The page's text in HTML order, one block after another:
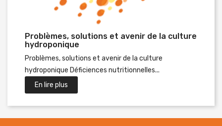
Problèmes, solutions et avenir de la culture
hydroponique
Problèmes, solutions et avenir de la culture
hydroponique Déficiences nutritionnelles...
En lire plus